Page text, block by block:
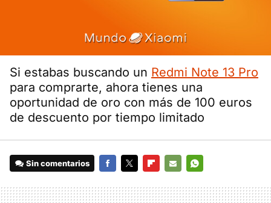
Si estabas buscando un Redmi Note 13 Pro
para comprarte, ahora tienes una
oportunidad de oro con más de 100 euros
de descuento por tiempo limitado
Sin comentarios
MAIL